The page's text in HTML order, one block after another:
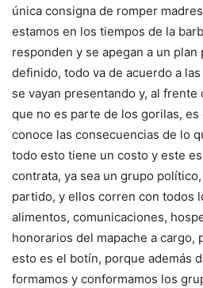
única consigna de romper
estamos en los tiempos de la
responden y se apegan a un
definido, todo va de acuerdo a
se vayan presentando y, al frente
que no es parte de los gorilas,
conoce las consecuencias de lo
todo esto tiene un costo y este
contrata, ya sea un grupo
partido, y ellos corren con todos
alimentos, comunicaciones,
honorarios del mapache a cargo,
esto es el botín, porque además
formamos y conformamos los